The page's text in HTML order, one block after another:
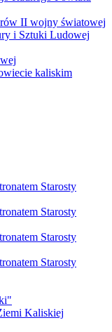
II wojny światowej
i Sztuki Ludowej
kaliskim
Starosty
Starosty
Starosty
Starosty
Kaliskiej